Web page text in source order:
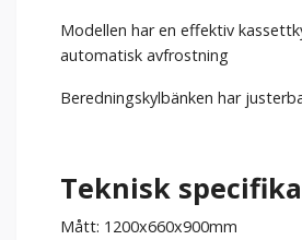
Modellen har en effektiv
automatisk avfrostning
Beredningskylbänken har
Teknisk
Mått: 1200x660x900mm